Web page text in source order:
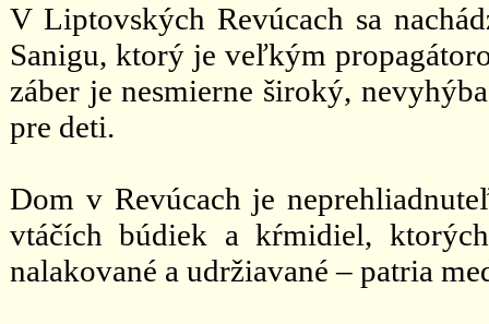
V Liptovských Revúcach sa
Sanigu, ktorý je veľkým
záber je nesmierne široký,
pre deti.
Dom v Revúcach je
vtáčích búdiek a kŕmidiel,
nalakované a udržiavané – patria